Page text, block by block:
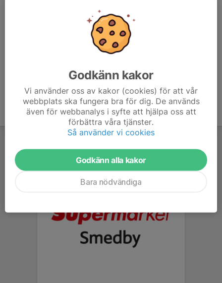
Godkänn kakor
Vi använder oss av kakor (cookies) för att vår
webbplats ska fungera bra för dig. De används
även för webbanalys i syfte att hjälpa oss att
förbättra våra tjänster.
Så använder vi cookies
Godkänn alla kakor
Bara nödvändiga